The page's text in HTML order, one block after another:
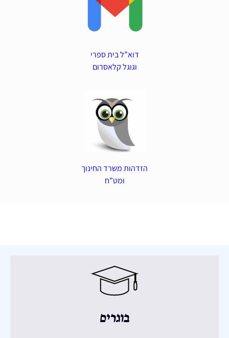
דוא”ל בית ספרי
וגוגל קלאסרום
הזדהות משרד החינוך
ומט”ח
בוגרים